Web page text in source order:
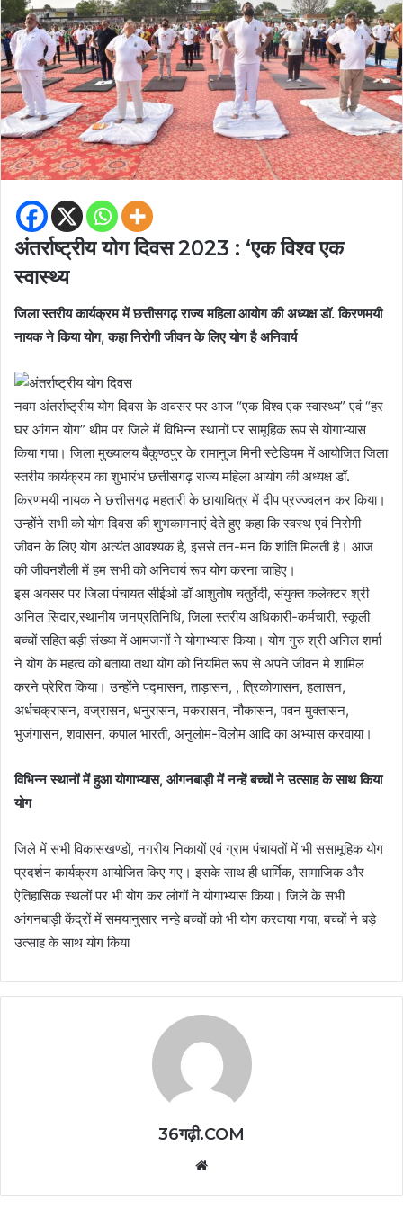
अंतर्राष्ट्रीय योग दिवस 2023 : ‘एक विश्व एक
स्वास्थ्य
जिला स्तरीय कार्यक्रम में छत्तीसगढ़ राज्य महिला आयोग की अध्यक्ष डॉ. किरणमयी
नायक ने किया योग, कहा निरोगी जीवन के लिए योग है अनिवार्य
नवम अंतर्राष्ट्रीय योग दिवस के अवसर पर आज “एक विश्व एक स्वास्थ्य” एवं “हर
घर आंगन योग” थीम पर जिले में विभिन्न स्थानों पर सामूहिक रूप से योगाभ्यास
किया गया। जिला मुख्यालय बैकुण्ठपुर के रामानुज मिनी स्टेडियम में आयोजित जिला
स्तरीय कार्यक्रम का शुभारंभ छत्तीसगढ़ राज्य महिला आयोग की अध्यक्ष डॉ.
किरणमयी नायक ने छत्तीसगढ़ महतारी के छायाचित्र में दीप प्रज्ज्वलन कर किया।
उन्होंने सभी को योग दिवस की शुभकामनाएं देते हुए कहा कि स्वस्थ एवं निरोगी
जीवन के लिए योग अत्यंत आवश्यक है, इससे तन-मन कि शांति मिलती है। आज
की जीवनशैली में हम सभी को अनिवार्य रूप योग करना चाहिए।
इस अवसर पर जिला पंचायत सीईओ डॉ आशुतोष चतुर्वेदी, संयुक्त कलेक्टर श्री
अनिल सिदार,स्थानीय जनप्रतिनिधि, जिला स्तरीय अधिकारी-कर्मचारी, स्कूली
बच्चों सहित बड़ी संख्या में आमजनों ने योगाभ्यास किया। योग गुरु श्री अनिल शर्मा
ने योग के महत्व को बताया तथा योग को नियमित रूप से अपने जीवन मे शामिल
करने प्रेरित किया। उन्होंने पद्मासन, ताड़ासन, , त्रिकोणासन, हलासन,
अर्धचक्रासन, वज्रासन, धनुरासन, मकरासन, नौकासन, पवन मुक्तासन,
भुजंगासन, शवासन, कपाल भारती, अनुलोम-विलोम आदि का अभ्यास करवाया।
विभिन्न स्थानों में हुआ योगाभ्यास, आंगनबाड़ी में नन्हें बच्चों ने उत्साह के साथ किया
योग
जिले में सभी विकासखण्डों, नगरीय निकायों एवं ग्राम पंचायतों में भी ससामूहिक योग
प्रदर्शन कार्यक्रम आयोजित किए गए। इसके साथ ही धार्मिक, सामाजिक और
ऐतिहासिक स्थलों पर भी योग कर लोगों ने योगाभ्यास किया। जिले के सभी
आंगनबाड़ी केंद्रों में समयानुसार नन्हे बच्चों को भी योग करवाया गया, बच्चों ने बड़े
उत्साह के साथ योग किया
36गढ़ी.COM